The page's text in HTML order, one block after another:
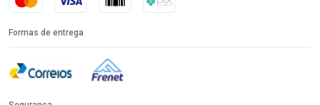
Formas de entrega